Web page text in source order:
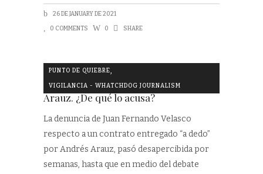
26 DE JANUARY DE 2021
0 COMMENTS 0 SHARE
PUNTO DE QUIEBRE,
VIGILANCIA - WHATCHDOG JOURNALISM
Juan Fernando Velasco Vs. Andrés
Arauz. ¿De qué lo acusa?
La denuncia de Juan Fernando Velasco
respecto a un contrato entregado “a dedo”
por Andrés Arauz, pasó desapercibida por
semanas, hasta que en medio del debate